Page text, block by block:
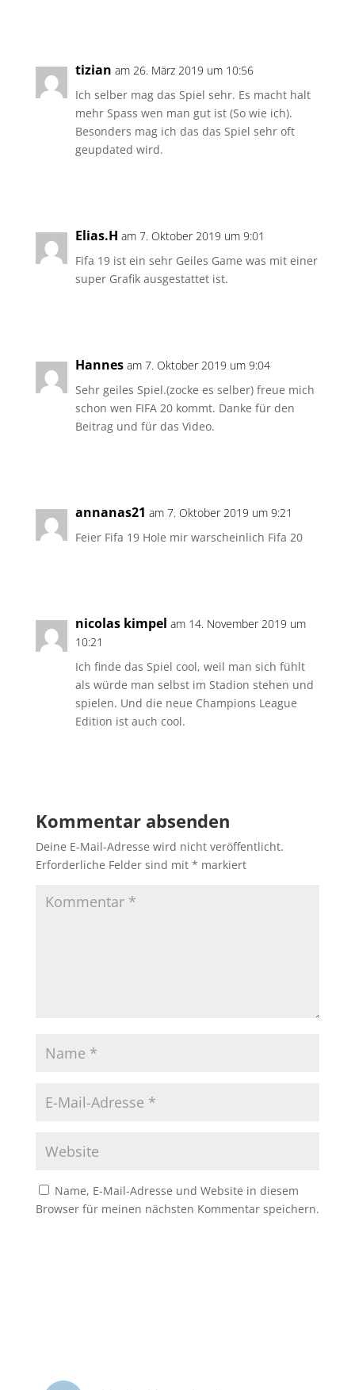
tizian am 26. März 2019 um 10:56
Ich selber mag das Spiel sehr. Es macht halt
mehr Spass wen man gut ist (So wie ich).
Besonders mag ich das das Spiel sehr oft
geupdated wird.
Elias.H am 7. Oktober 2019 um 9:01
Fifa 19 ist ein sehr Geiles Game was mit einer
super Grafik ausgestattet ist.
Hannes am 7. Oktober 2019 um 9:04
Sehr geiles Spiel.(zocke es selber) freue mich
schon wen FIFA 20 kommt. Danke für den
Beitrag und für das Video.
annanas21 am 7. Oktober 2019 um 9:21
Feier Fifa 19 Hole mir warscheinlich Fifa 20
nicolas kimpel am 14. November 2019 um
10:21
Ich finde das Spiel cool, weil man sich fühlt
als würde man selbst im Stadion stehen und
spielen. Und die neue Champions League
Edition ist auch cool.
Kommentar absenden
Deine E-Mail-Adresse wird nicht veröffentlicht.
Erforderliche Felder sind mit * markiert
Name, E-Mail-Adresse und Website in diesem
Browser für meinen nächsten Kommentar speichern.